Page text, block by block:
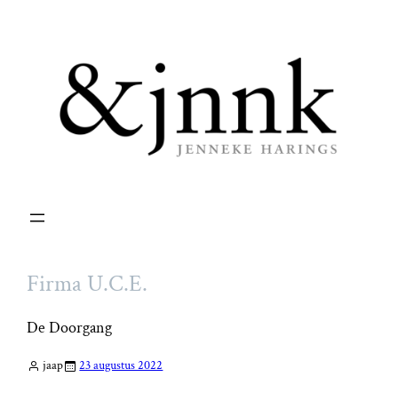
Firma U.C.E.
De Doorgang
jaap 23 augustus 2022